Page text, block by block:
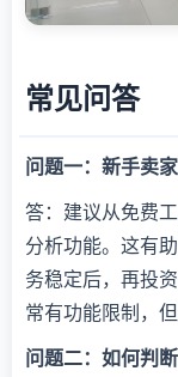
常见问答
问题一：新手卖
答：建议从免费
分析功能。这有
务稳定后，再投
常有功能限制，
问题二：如何判